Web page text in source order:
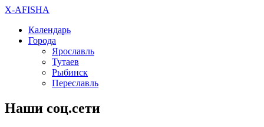
X-AFISHA
Календарь
Города
Ярославль
Тутаев
Рыбинск
Переславль
Наши соц.сети